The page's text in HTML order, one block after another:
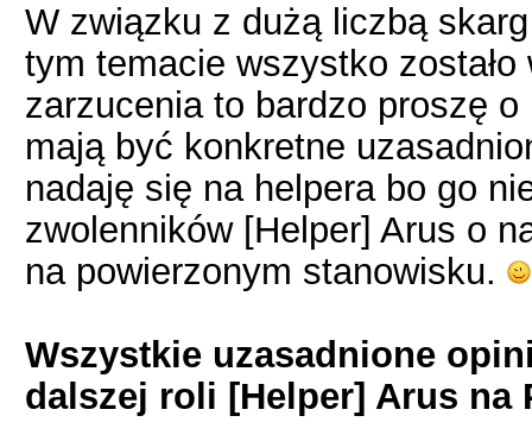
W związku z dużą liczbą
tym temacie wszystko
zarzucenia to bardzo proszę
mają być konkretne
nadaję się na helpera bo go
zwolenników [Helper] Arus o
na powierzonym stanowisku.
Wszystkie uzasadnione
dalszej roli [Helper] Arus na